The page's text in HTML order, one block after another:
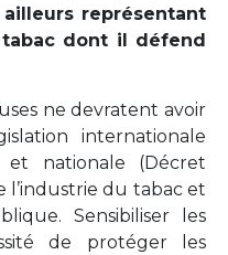
ailleurs représentant
dont il défend
ne devratent avoir
internationale
et nationale (Décret
l’industrie du tabac et
Sensibiliser les
de protéger les